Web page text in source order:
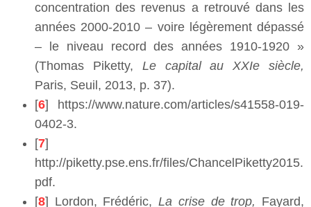
concentration des revenus a retrouvé dans les
années 2000-2010 – voire légèrement dépassé
– le niveau record des années 1910-1920 »
(Thomas Piketty, Le capital au XXIe siècle,
Paris, Seuil, 2013, p. 37).
[6] https://www.nature.com/articles/s41558-019-
0402-3.
[7]
http://piketty.pse.ens.fr/files/ChancelPiketty2015.
pdf.
[8] Lordon, Frédéric,La crise de trop, Fayard,